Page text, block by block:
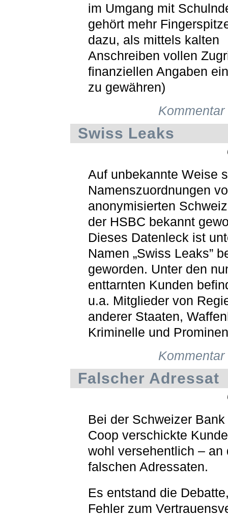
im Umgang mit
gehört mehr
dazu, als mittels kalten
Anschreiben vollen
finanziellen Angaben
zu gewähren)
Swiss Leaks
Auf unbekannte Weise
Namenszuordnungen
anonymisierten
der HSBC bekannt
Dieses Datenleck ist
Namen „Swiss Leaks”
geworden. Unter den
enttarnten Kunden
u.a. Mitglieder von
anderer Staaten,
Kriminelle und
Falscher Adressat
Bei der Schweizer
Coop verschickte
wohl versehentlich – an
falschen Adressaten.
Es entstand die
Fehler zum